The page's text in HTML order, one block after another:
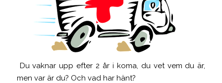
Du vaknar upp efter 2 år i koma, du vet vem du är,
men var är du? Och vad har hänt?